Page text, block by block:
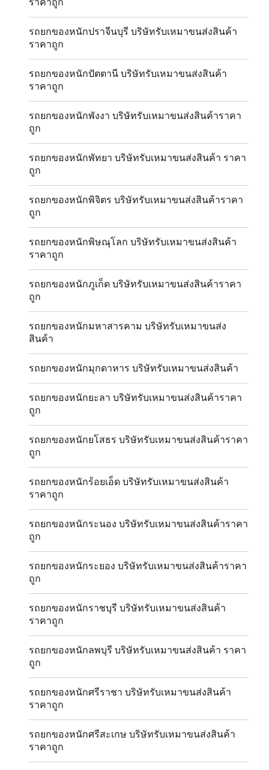
ราคาถูก
รถยกของหนักปราจีนบุรี บริษัทรับเหมาขนส่งสินค้า
ราคาถูก
รถยกของหนักปัตตานี บริษัทรับเหมาขนส่งสินค้า
ราคาถูก
รถยกของหนักพังงา บริษัทรับเหมาขนส่งสินค้าราคา
ถูก
รถยกของหนักพัทยา บริษัทรับเหมาขนส่งสินค้า ราคา
ถูก
รถยกของหนักพิจิตร บริษัทรับเหมาขนส่งสินค้าราคา
ถูก
รถยกของหนักพิษณุโลก บริษัทรับเหมาขนส่งสินค้า
ราคาถูก
รถยกของหนักภูเก็ต บริษัทรับเหมาขนส่งสินค้าราคา
ถูก
รถยกของหนักมหาสารคาม บริษัทรับเหมาขนส่ง
สินค้า
รถยกของหนักมุกดาหาร บริษัทรับเหมาขนส่งสินค้า
รถยกของหนักยะลา บริษัทรับเหมาขนส่งสินค้าราคา
ถูก
รถยกของหนักยโสธร บริษัทรับเหมาขนส่งสินค้าราคา
ถูก
รถยกของหนักร้อยเอ็ด บริษัทรับเหมาขนส่งสินค้า
ราคาถูก
รถยกของหนักระนอง บริษัทรับเหมาขนส่งสินค้าราคา
ถูก
รถยกของหนักระยอง บริษัทรับเหมาขนส่งสินค้าราคา
ถูก
รถยกของหนักราชบุรี บริษัทรับเหมาขนส่งสินค้า
ราคาถูก
รถยกของหนักลพบุรี บริษัทรับเหมาขนส่งสินค้า ราคา
ถูก
รถยกของหนักศรีราชา บริษัทรับเหมาขนส่งสินค้า
ราคาถูก
รถยกของหนักศรีสะเกษ บริษัทรับเหมาขนส่งสินค้า
ราคาถูก